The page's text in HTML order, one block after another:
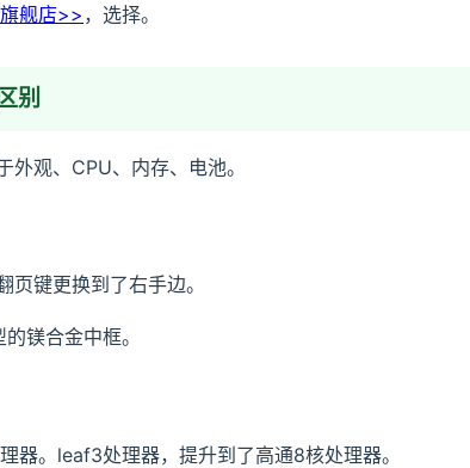
舰店>>，选择。
别
观、CPU、内存、电池。
键更换到了右手边。
镁合金中框。
器。leaf3处理器，提升到了高通8核处理器。